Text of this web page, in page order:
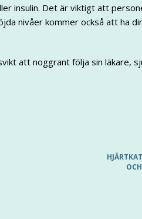
insulin. Det är viktigt att
nivåer kommer också att ha
att noggrant följa sin läkare,